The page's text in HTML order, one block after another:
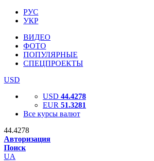
РУС
УКР
ВИДЕО
ФОТО
ПОПУЛЯРНЫЕ
СПЕЦПРОЕКТЫ
USD
USD 44.4278
EUR 51.3281
Все курсы валют
44.4278
Авторизация
Поиск
UA